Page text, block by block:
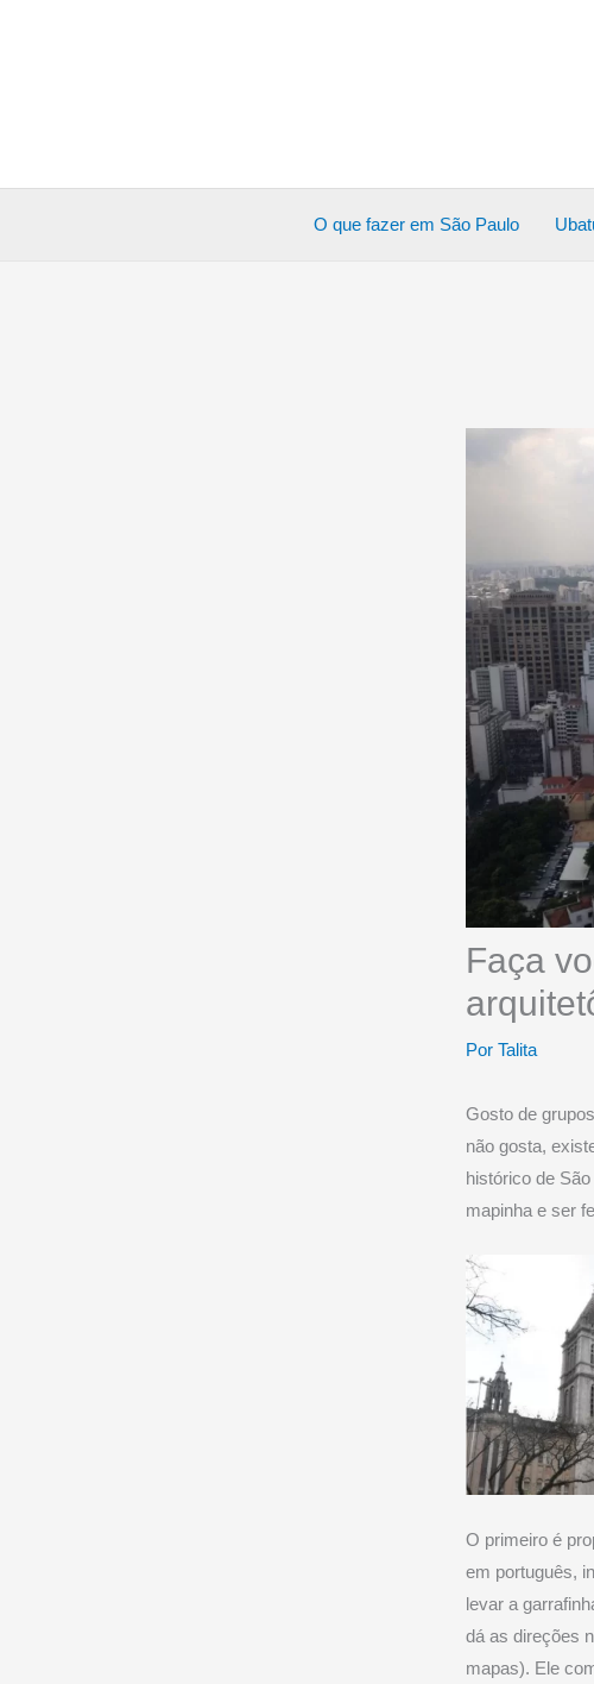
O que fazer em São Paulo
Faça
PorTalita
Gosto de
não gosta,
histórico de
mapinha e ser
O primeiro é
em português,
levar a
dá as direções
mapas). Ele